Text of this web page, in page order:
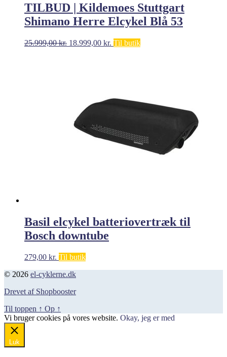
TILBUD | Kildemoes Stuttgart
Shimano Herre Elcykel Blå 53
25.999,00kr. Den
18.999,00 kr. Den
Til butik
Basil elcykel batteriovertræk til
Bosch downtube
279,00 kr. Til butik
© 2026 el-cyklerne.dk
Drevet af Shopbooster
Til toppen ↑ Op ↑
Vi bruger cookies på vores website. Okay, jeg er med
Luk